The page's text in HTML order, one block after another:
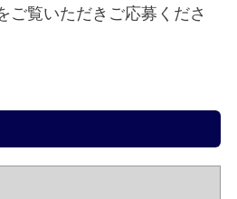
ご覧いただきご応募くださ